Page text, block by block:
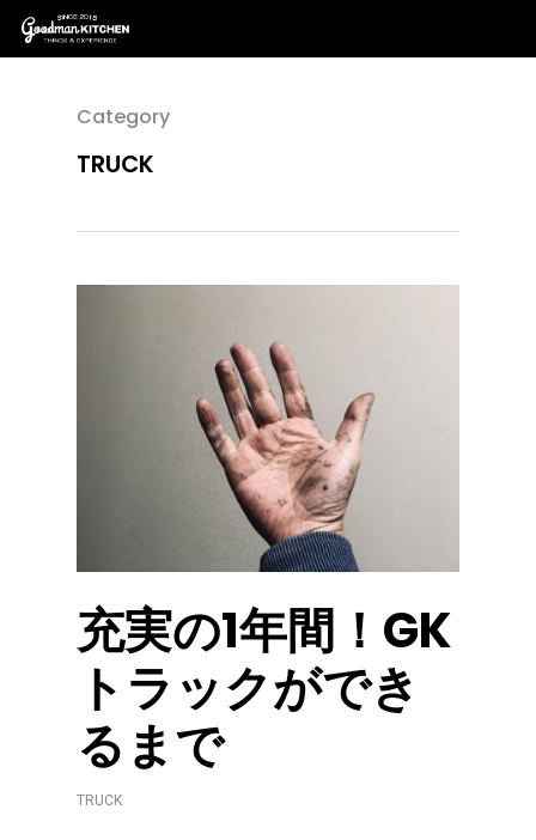
Category
TRUCK
充実の1年間！GK
トラックができ
るまで
TRUCK